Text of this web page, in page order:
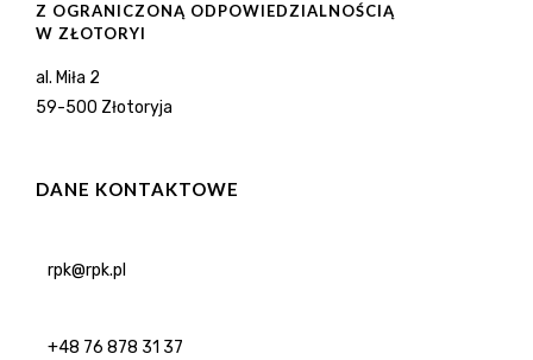
Z OGRANICZONĄ ODPOWIEDZIALNOŚCIĄ
W ZŁOTORYI
al. Miła 2
59-500 Złotoryja
DANE KONTAKTOWE
rpk@rpk.pl
+48 76 878 31 37